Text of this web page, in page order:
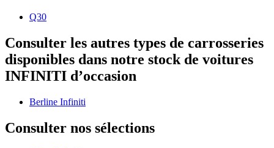
Q30
Consulter les autres types de carrosseries
disponibles dans notre stock de voitures
INFINITI d’occasion
Berline Infiniti
Consulter nos sélections